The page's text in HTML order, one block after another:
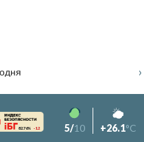
›
82.76% -1.2 5/10 +26.1°C